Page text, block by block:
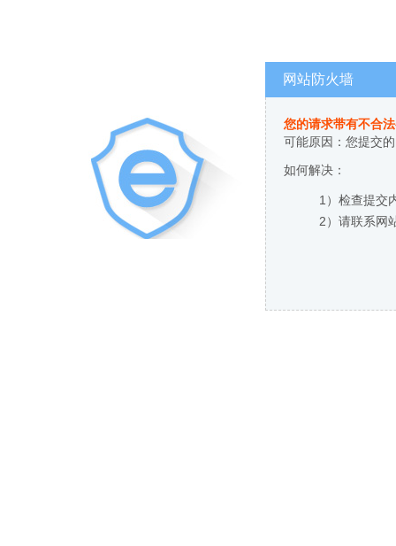
网站防火墙
您的请求带有不合
可能原因：您提交
如何解决：
1）检查提交
2）请联系网